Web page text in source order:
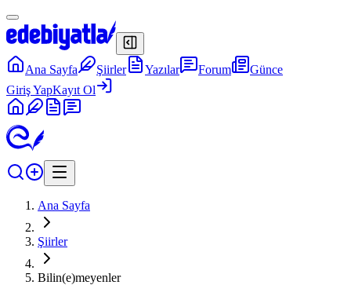
Ana Sayfa Şiirler Yazılar Forum
Günce
Giriş YapKayıt Ol
Ana Sayfa
Şiirler
Bilin(e)meyenler